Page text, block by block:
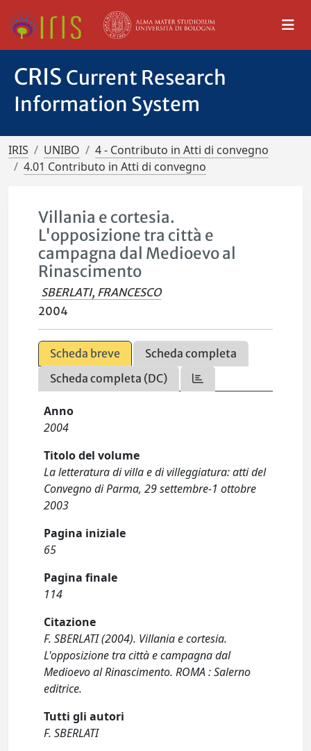
CRIS Current Research
Information System
IRIS UNIBO
4 - Contributo in Atti di convegno
4.01 Contributo in Atti di convegno
Villania e cortesia.
L'opposizione tra città e
campagna dal Medioevo al
Rinascimento
SBERLATI, FRANCESCO
2004
Scheda breve
Scheda completa
Scheda completa (DC)
Anno
2004
Titolo del volume
La letteratura di villa e di villeggiatura: atti del
Convegno di Parma, 29 settembre-1 ottobre
2003
Pagina iniziale
65
Pagina finale
114
Citazione
F. SBERLATI (2004). Villania e cortesia.
L'opposizione tra città e campagna dal
Medioevo al Rinascimento. ROMA : Salerno
editrice.
Tutti gli autori
F. SBERLATI